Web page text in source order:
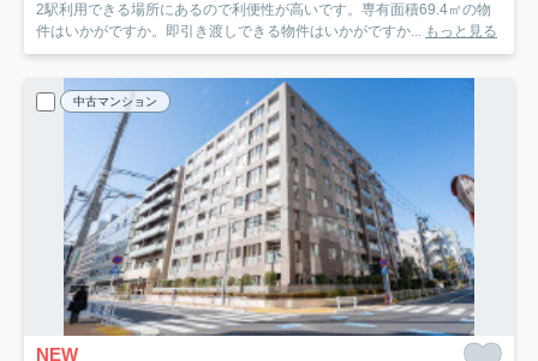
2駅利用できる場所にあるので利便性が高いです。専有面積69.4㎡の物
件はいかがですか。即引き渡しできる物件はいかがですか... もっと見る
中古マンション
NEW